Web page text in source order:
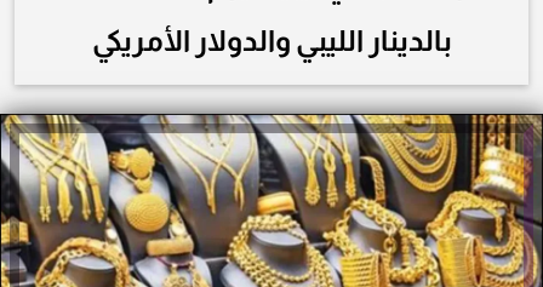
بالدينار الليبي والدولار الأمريكي